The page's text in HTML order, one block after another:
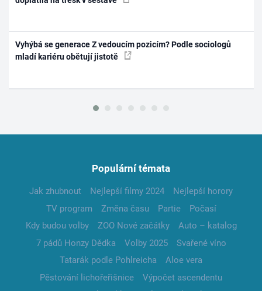
Vyhýbá se generace Z vedoucím pozicím? Podle sociologů
mladí kariéru obětují jistotě
Populární témata
Jak zhubnout Nejlepší filmy 2024
Nejlepší horory
TV program
Změna času Partie
Počasí
Kdy budou volby
ZOO Nové začátky
Auto – katalog
7 pádů Honzy Dědka
Volby 2025
Svařené víno
Tatarák podle Pohlreicha
Aloe vera
Pěstování lichořeřišnice
Výpočet ascendentu